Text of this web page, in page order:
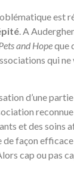
est
. A
and Hopeque
qui ne
d’une
et des soins
façon
cap ou pas